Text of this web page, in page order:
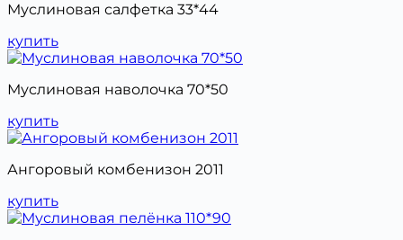
Муслиновая салфетка 33*44
купить
Муслиновая наволочка 70*50
купить
Ангоровый комбенизон 2011
купить